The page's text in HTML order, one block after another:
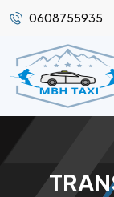
0608755935